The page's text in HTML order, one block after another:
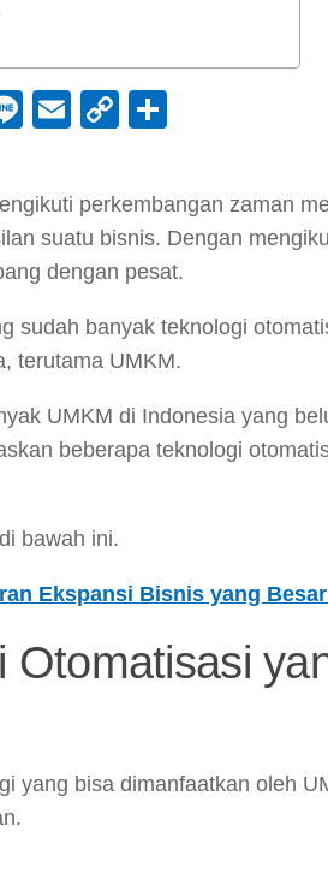
LineEmail
Copy
perkembangan zaman
suatu bisnis. Dengan
dengan pesat.
sudah banyak teknologi
terutama UMKM.
UMKM di Indonesia yang
beberapa teknologi
bawah ini.
Ekspansi Bisnis yang
Otomatisasi
yang bisa dimanfaatkan oleh